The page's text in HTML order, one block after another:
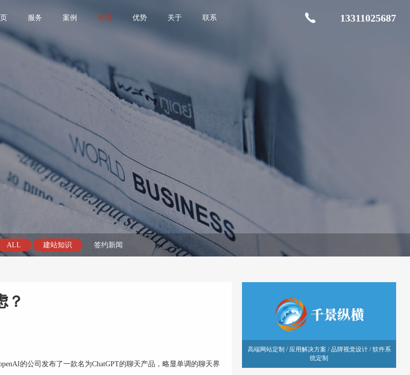
服务 案例 资讯 优势 关于 联系 13311025687
ALL 建站知识 签约新闻
？
的公司发布了一款名为ChatGPT的聊天产品，略显单调的聊天界
高端网站定制 / 应用解决方案 / 品牌视觉设计 / 软件系
统定制